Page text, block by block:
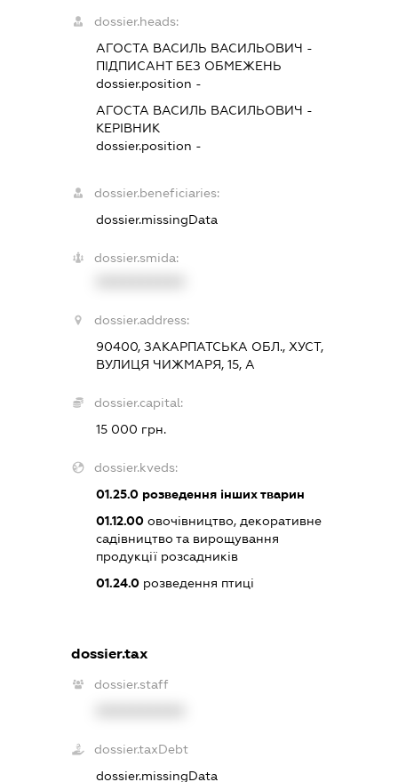
dossier.heads:
АГОСТА ВАСИЛЬ ВАСИЛЬОВИЧ -
ПІДПИСАНТБЕЗ ОБМЕЖЕНЬ
dossier.position -
АГОСТА ВАСИЛЬ ВАСИЛЬОВИЧ -
КЕРІВНИК
dossier.position -
dossier.beneficiaries:
dossier.missingData
dossier.smida:
dossier.address:
90400, ЗАКАРПАТСЬКА ОБЛ., ХУСТ,
ВУЛИЦЯ ЧИЖМАРЯ, 15, А
dossier.capital:
15 000 грн.
dossier.kveds:
01.25.0 розведення інших тварин
01.12.00 овочівництво, декоративне
садівництво та вирощування
продукції розсадників
01.24.0 розведення птиці
dossier.tax
dossier.staff
dossier.taxDebt
dossier.missingData